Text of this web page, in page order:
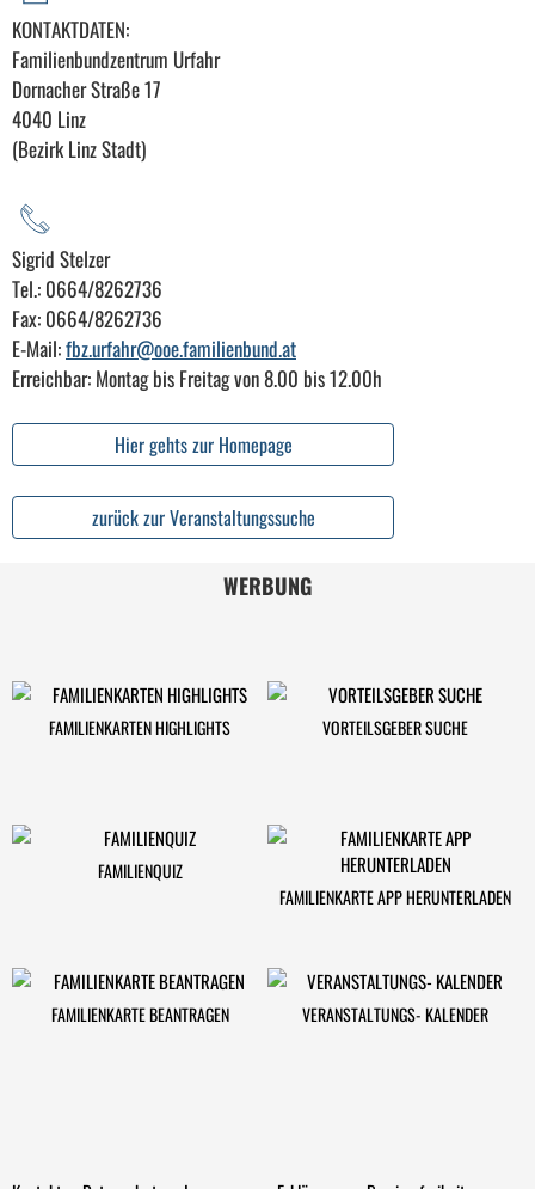
KONTAKTDATEN:
Familienbundzentrum Urfahr
Dornacher Straße 17
4040 Linz
(Bezirk Linz Stadt)
Sigrid Stelzer
Tel.: 0664/8262736
Fax: 0664/8262736
E-Mail:fbz.urfahr@ooe.familienbund.at
Erreichbar: Montag bis Freitag von 8.00 bis 12.00h
Hier gehts zur Homepage
zurück zur Veranstaltungssuche
WERBUNG
FAMILIENKARTEN HIGHLIGHTS VORTEILSGEBER SUCHE
FAMILIENQUIZ
FAMILIENKARTE APP HERUNTERLADEN
FAMILIENKARTE BEANTRAGEN VERANSTALTUNGS- KALENDER